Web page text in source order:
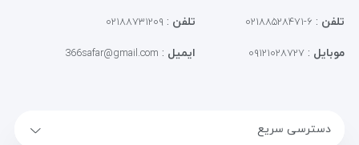
تلفن : ۶-۰۲۱۸۸۵۲۸۴۷۱ تلفن : ۰۲۱۸۸۷۳۱۲۰۹
موبایل : ۰۹۱۲۱۰۲۸۷۲۷ ایمیل :
366safar@gmail.com
دسترسی سریع